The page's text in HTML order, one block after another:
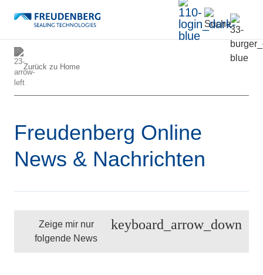
Zurück zu Home
Freudenberg Online
News & Nachrichten
Zeige mir nur
folgende News
keyboard_arrow_down